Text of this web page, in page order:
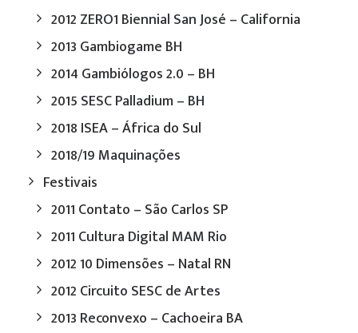
2012 ZERO1 Biennial San José – California
2013 Gambiogame BH
2014 Gambiólogos 2.0 – BH
2015 SESC Palladium – BH
2018 ISEA – África do Sul
2018/19 Maquinações
Festivais
2011 Contato – São Carlos SP
2011 Cultura Digital MAM Rio
2012 10 Dimensões – Natal RN
2012 Circuito SESC de Artes
2013 Reconvexo – Cachoeira BA